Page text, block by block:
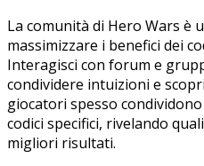
La comunità di Hero Wars è
massimizzare i benefici dei
Interagisci con forum e
condividere intuizioni e
giocatori spesso
codici specifici, rivelando
migliori risultati.